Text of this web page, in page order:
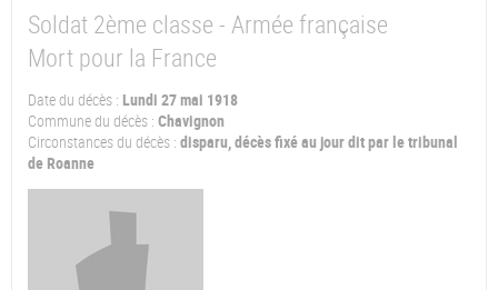
Soldat 2ème classe - Armée française
Mort pour la France
Date du décès : Lundi 27 mai 1918
Commune du décès : Chavignon
Circonstances du décès : disparu, décès fixé au jour dit par le tribunal
de Roanne